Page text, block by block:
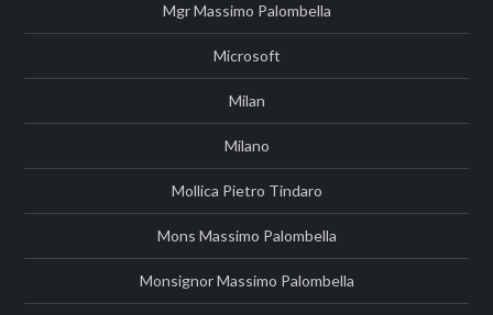
Mgr Massimo Palombella
Microsoft
Milan
Milano
Mollica Pietro Tindaro
Mons Massimo Palombella
Monsignor Massimo Palombella